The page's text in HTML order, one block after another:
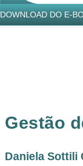
DOWNLOAD DO E-
Gestão
Daniela Sottili